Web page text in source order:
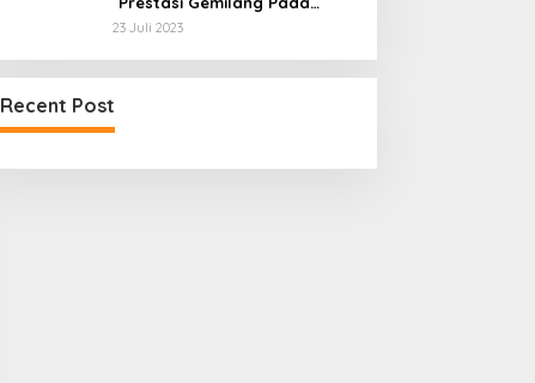
Kejuaraan Karate
23 Juli 2023
Recent Post